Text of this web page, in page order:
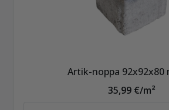
Artik-noppa 92x92x80
35,99 €/m²